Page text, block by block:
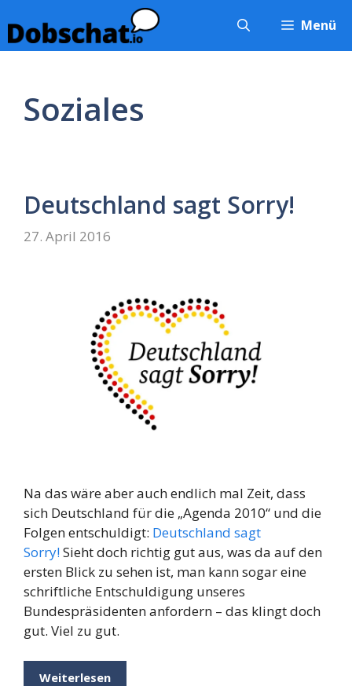
Inhalt
springen
Menü
Soziales
Deutschland sagt Sorry!
27. April 2016
Na das wäre aber auch endlich mal Zeit, dass
sich Deutschland für die „Agenda 2010“ und die
Folgen entschuldigt: Deutschland sagt
Sorry!Sieht doch richtig gut aus, was da auf den
ersten Blick zu sehen ist, man kann sogar eine
schriftliche Entschuldigung unseres
Bundespräsidenten anfordern – das klingt doch
gut. Viel zu gut.
Weiterlesen